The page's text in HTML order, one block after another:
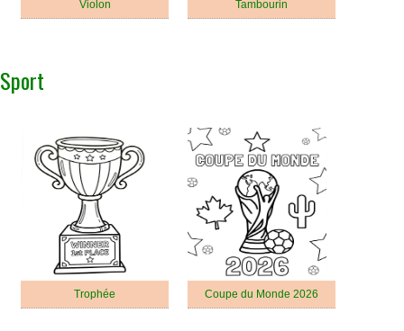
Violon Tambourin
Sport
Trophée Coupe du Monde 2026